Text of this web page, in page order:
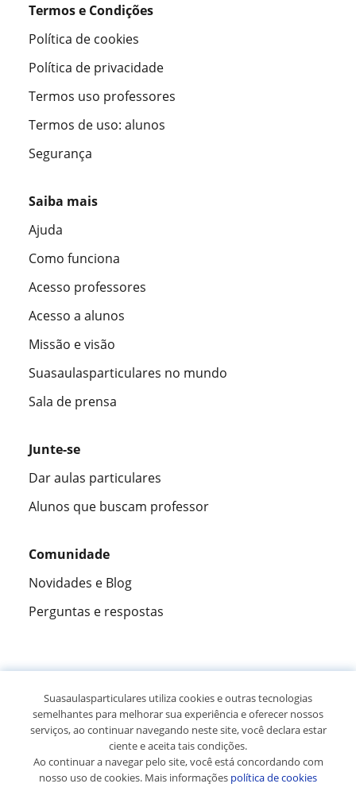
Termos e Condições
Política de cookies
Política de privacidade
Termos uso professores
Termos de uso: alunos
Segurança
Saiba mais
Ajuda
Como funciona
Acesso professores
Acesso a alunos
Missão e visão
Suasaulasparticulares no mundo
Sala de prensa
Junte-se
Dar aulas particulares
Alunos que buscam professor
Comunidade
Novidades e Blog
Perguntas e respostas
305915opiniões de alunos
© 2007 - 2026 Suas aulas particulares
Suasaulasparticulares utiliza cookies e outras tecnologias
semelhantes para melhorar sua experiência e oferecer nossos
serviços, ao continuar navegando neste site, você declara estar
ciente e aceita tais condições.
Ao continuar a navegar pelo site, você está concordando com
nosso uso de cookies. Mais informações política de cookies